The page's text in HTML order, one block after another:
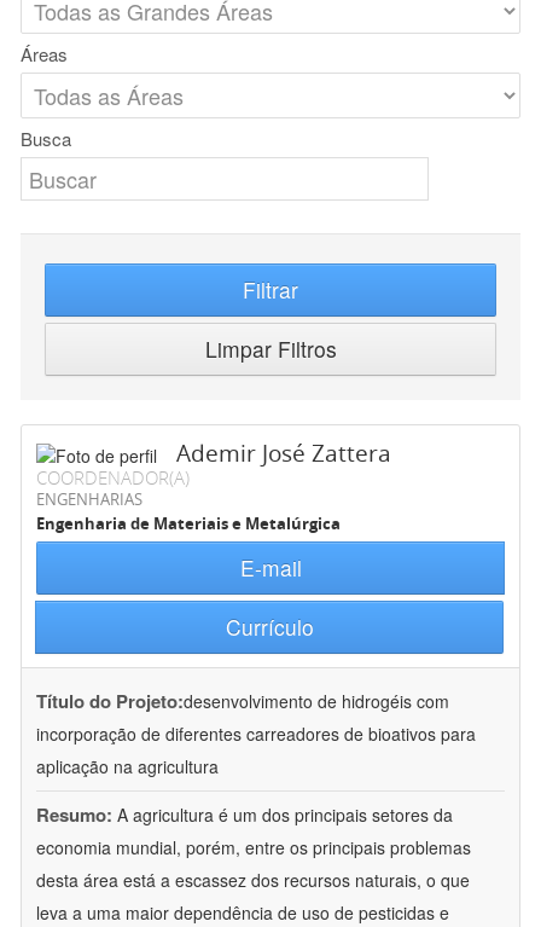
Áreas
Busca
Filtrar
Limpar Filtros
Ademir José Zattera
COORDENADOR(A)
ENGENHARIAS
Engenharia de Materiais e Metalúrgica
E-mail
Currículo
Título do Projeto:desenvolvimento de hidrogéis com
incorporação de diferentes carreadores de bioativos para
aplicação na agricultura
Resumo: A agricultura é um dos principais setores da
economia mundial, porém, entre os principais problemas
desta área está a escassez dos recursos naturais, o que
leva a uma maior dependência de uso de pesticidas e